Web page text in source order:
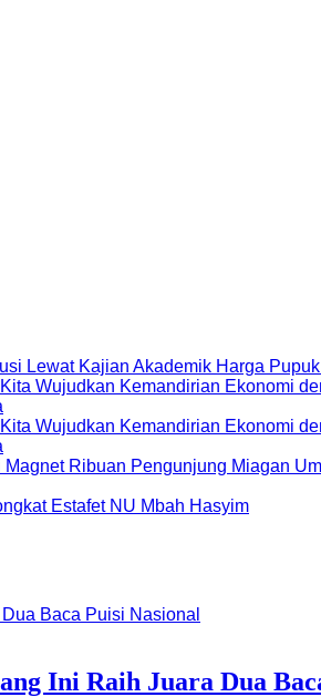
Harga
Miagan
Estafet NU Mbah Hasyim
Ini Raih Juara Dua